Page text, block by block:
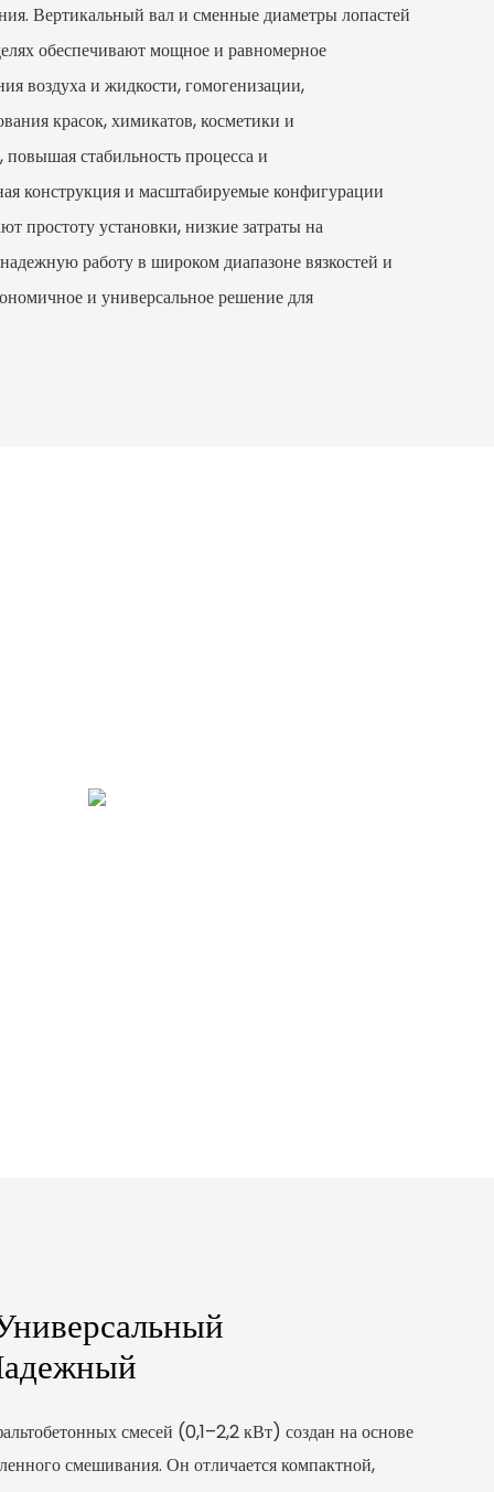
Вертикальный вал и сменные диаметры лопастей
обеспечивают мощное и равномерное
воздуха и жидкости, гомогенизации,
красок, химикатов, косметики и
стабильность процесса и
конструкция и масштабируемые конфигурации
простоту установки, низкие затраты на
работу в широком диапазоне вязкостей и
и универсальное решение для
смесей (0,1–2,2 кВт) создан на основе
смешивания. Он отличается компактной,